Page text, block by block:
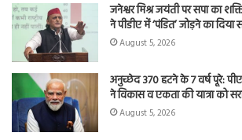
जनेश्वर मिश्र जयंती पर सपा का
ने पीडीए में ‘पंडित’ जोड़ने का
August 5, 2026
अनुच्छेद 370 हटने के 7 वर्ष पूरे:
ने विकास व एकता की यात्रा को
August 5, 2026